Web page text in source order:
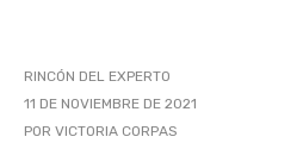
RINCÓN DEL EXPERTO
11 DE NOVIEMBRE DE 2021
POR VICTORIA CORPAS